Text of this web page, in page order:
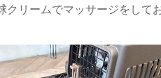
クリームでマッサージをして